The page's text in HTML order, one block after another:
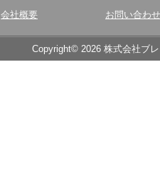
会社概要 お問い合わせ
Copyright© 2026 株式会社ブ